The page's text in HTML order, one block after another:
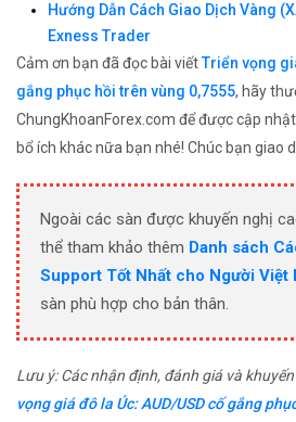
Hướng Dẫn Cách Giao Dịch Vàng
Exness Trader
Cảm ơn bạn đã đọc bài viếtTriển vọng
gắng phục hồi trên vùng 0,7555, hãy
ChungKhoanForex.com để được cập
bổ ích khác nữa bạn nhé! Chúc bạn giao
Ngoài các sàn được khuyến nghị
thể tham khảo thêm Danh sách
Support Tốt Nhất cho Người Việt
sàn phù hợp cho bản thân.
Lưu ý: Các nhận định, đánh giá và
vọng giá đô la Úc: AUD/USD cố gắng